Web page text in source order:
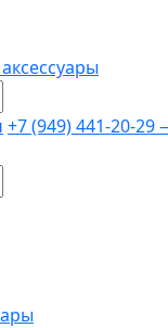
+7 (949) 441-20-29